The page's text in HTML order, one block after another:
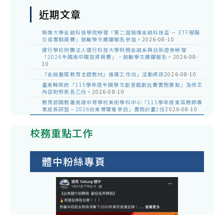
近期文章
銘傳大學金融科技學院辦理「第二屆銘傳金融科技盃 － ETF模擬
交易實戰競賽」鼓勵學生踴躍報名參加。 2026-08-10
健行學校財團法人健行科技大學財務金融系與台新證券辦理
「2026全國高中職投資競賽」，鼓勵學生踴躍報名。 2026-08-
10
『金融基礎教育主題教材』推廣工作坊」活動資訊2026-08-10
臺東縣政府「115學年度全國學生創意戲劇比賽實施要點」及修正
內容對照表各乙份。 2026-08-10
教育部國教署高級中等學校美術學科中心「115學年度東區教師專
業成長研習－2026台東博覽會參訪」實施計畫1份2026-08-10
校務重點工作
體中粉絲專頁